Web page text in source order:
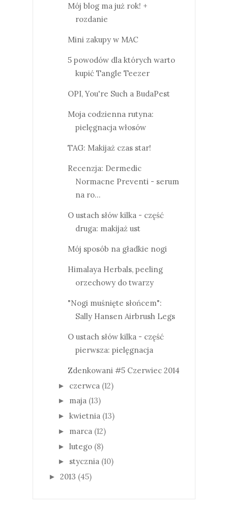
Mój blog ma już rok! +
rozdanie
Mini zakupy w MAC
5 powodów dla których warto
kupić Tangle Teezer
OPI, You're Such a BudaPest
Moja codzienna rutyna:
pielęgnacja włosów
TAG: Makijaż czas star!
Recenzja: Dermedic
Normacne Preventi - serum
na ro...
O ustach słów kilka - część
druga: makijaż ust
Mój sposób na gładkie nogi
Himalaya Herbals, peeling
orzechowy do twarzy
"Nogi muśnięte słońcem":
Sally Hansen Airbrush Legs
O ustach słów kilka - część
pierwsza: pielęgnacja
Zdenkowani #5 Czerwiec 2014
► czerwca (12)
► maja (13)
► kwietnia (13)
► marca (12)
► lutego (8)
► stycznia (10)
► 2013 (45)